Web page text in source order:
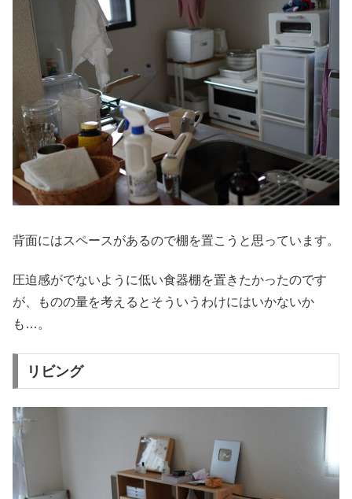
背面にはスペースがあるので棚を置こうと思っています。
圧迫感がでないように低い食器棚を置きたかったのです
が、ものの量を考えるとそういうわけにはいかないか
も…。
リビング